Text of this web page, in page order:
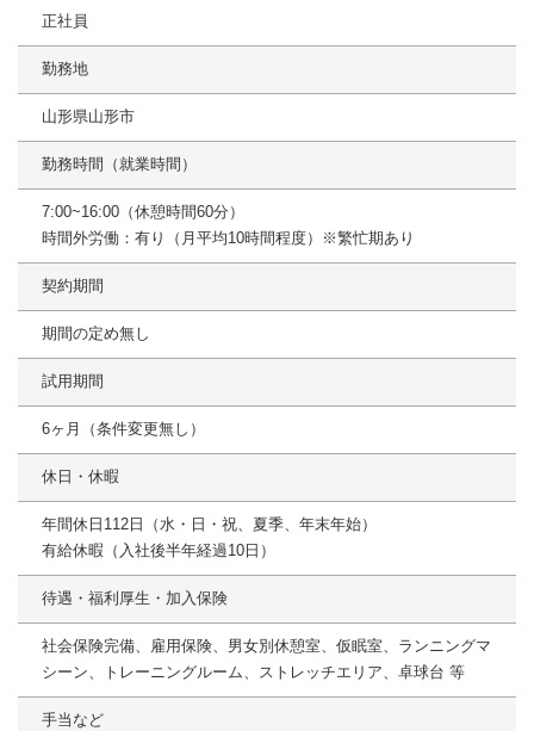
正社員
勤務地
山形県山形市
勤務時間（就業時間）
7:00~16:00（休憩時間60分）
時間外労働：有り（月平均10時間程度）※繁忙期あり
契約期間
期間の定め無し
試用期間
6ヶ月（条件変更無し）
休日・休暇
年間休日112日（水・日・祝、夏季、年末年始）
有給休暇（入社後半年経過10日）
待遇・福利厚生・加入保険
社会保険完備、雇用保険、男女別休憩室、仮眠室、ランニングマ
シーン、トレーニングルーム、ストレッチエリア、卓球台 等
手当など